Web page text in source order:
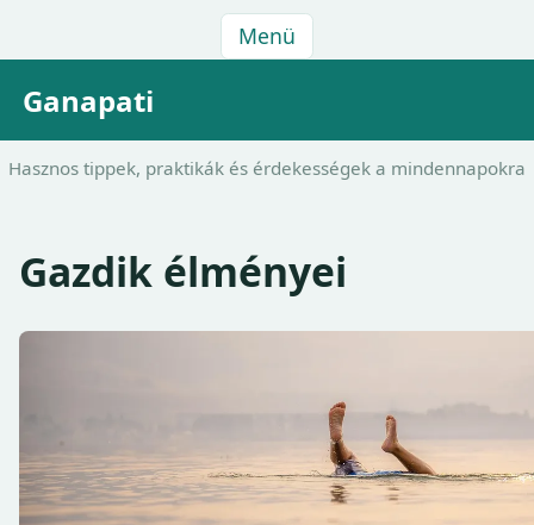
Menü
Ganapati
Hasznos tippek, praktikák és érdekességek a mindennapokra
Gazdik élményei